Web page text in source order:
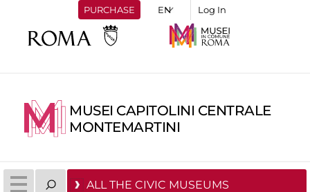
PURCHASE Log In
MUSEI CAPITOLINI CENTRALE
MONTEMARTINI
ALL THE CIVIC MUSEUMS